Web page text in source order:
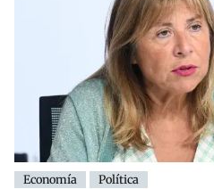
Economía Política